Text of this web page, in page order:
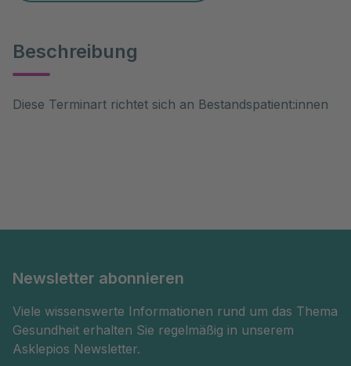
Beschreibung
Diese Terminart richtet sich an Bestandspatient:innen
Newsletter abonnieren
Viele wissenswerte Informationen rund um das Thema
Gesundheit erhalten Sie regelmäßig in unserem
Asklepios Newsletter.